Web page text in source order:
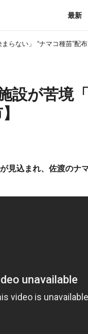
最新
らない」 “ナマコ種苗”配布
設が苦境
込まれ、佐渡のナ